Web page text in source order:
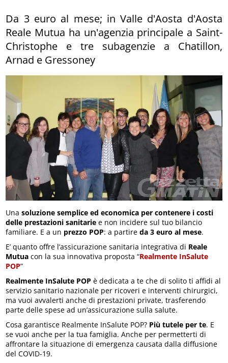
Da 3 euro al mese; in Valle d'Aosta d'Aosta
Reale Mutua ha un'agenzia principale a Saint-
Christophe e tre subagenzie a Chatillon,
Arnad e Gressoney
Unasoluzione semplice ed economica per contenere i costi
delle prestazioni sanitarie e non incidere sul tuo bilancio
familiare.​ E a un prezzo POP: a partireda 3 euro al mese.
E’ quanto offre l’assicurazione sanitaria integrativa di Reale
Mutua con la sua innovativa proposta “Realmente InSalute
POP”
Realmente InSalute POP è dedicata a te che di solito ti affidi al
servizio sanitario nazionale per ricoveri e interventi chirurgici,
ma vuoi avvalerti anche di prestazioni private, trasferendo
parte delle spese ad un’assicurazione sulla salute.
Cosa garantisce Realmente InSalute POP? Più tutele per te. E
se vuoi anche per la tua famiglia. Anche per permetterti di
affrontare la situazione di emergenza causata dalla diffusione
del COVID-19.​